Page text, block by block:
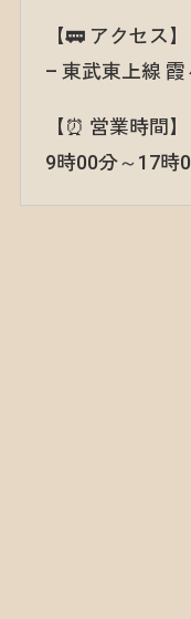
【🚃 アクセス】
– 東武東上線
【⏰ 営業時間】
9時00分～17時